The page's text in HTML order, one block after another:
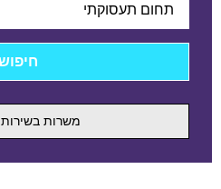
תחום תעסוקתי
משרות